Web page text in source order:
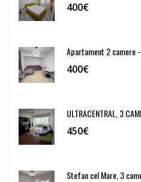
400€
Apartament 2 camere
400€
ULTRACENTRAL, 3
450€
Stefan cel Mare, 3